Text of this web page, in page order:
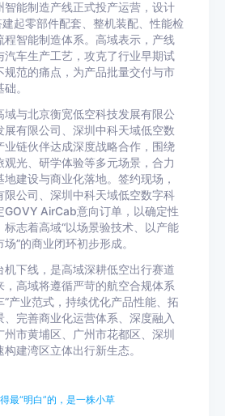
智能制造产线正式投产运营，设计
起零部件配套、整机装配、性能检
程智能制造体系。高域表示，产线
汽车生产工艺，攻克了行业早期试
规范的痛点，为产品批量交付与市
。
域与北京衡宽低空科技发展有限公
展有限公司、深圳中科天域低空数
业链伙伴达成深度战略合作，围绕
光、研学体验等多元场景，合力
建设与商业化落地。签约现场，
限公司、深圳中科天域低空数字科
GOVY AirCab意向订单，以确定性
标志着高域“以场景验技术、以产能
”的商业闭环初步形成。
机下线，是高域深耕低空出行赛道
，高域将遵循严苛的航空合规体系
”产业范式，持续优化产品性能、拓
、完善商业化运营体系、深度融入
州市黄埔区、广州市花都区、深圳
建湾区立体出行新生态。
最“明白”的，是一株小草